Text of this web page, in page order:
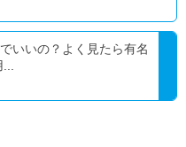
いいの？よく見たら有名